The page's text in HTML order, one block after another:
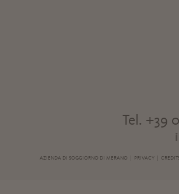
Tel. +39
AZIENDA DI SOGGIORNO DI MERANO | PRIVACY|